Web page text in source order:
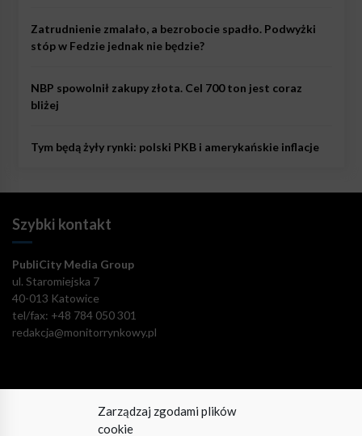
Zarządzaj zgodami plików
cookie
Zatrudnienie zmalało, a bezrobocie spadło. Podwyżki
stóp w Fedzie jednak nie będzie?
NBP spowolnił zakupy złota. Cel 700 ton jest coraz
bliżej
Tym będą żyły rynki: polski PKB i amerykańskie inflacje
Szybki kontakt
PubliCity Media Group
ul. Staromiejska 7
40-013 Katowice
tel/fax: +48 784 050 301
redakcja@monitorrynkowy.pl
Pozostańmy w kontakcie!